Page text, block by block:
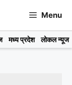
Menu
मध्य प्रदेश लोकल न्यूज